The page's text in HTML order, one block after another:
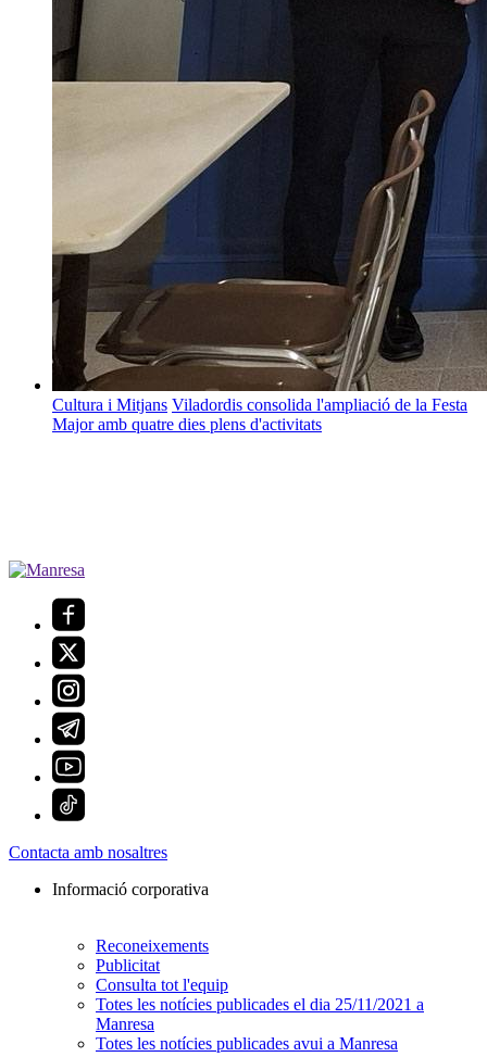
Cultura i Mitjans Viladordis consolida l'ampliació de la Festa
Major amb quatre dies plens d'activitats
Contacta amb nosaltres
Informació corporativa
Reconeixements
Publicitat
Consulta tot l'equip
Totes les notícies publicades el dia 25/11/2021 a
Manresa
Totes les notícies publicades avui a Manresa